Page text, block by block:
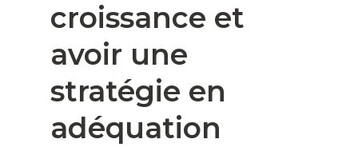
croissance et
avoir une
stratégie en
adéquation